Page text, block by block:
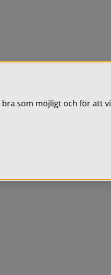
bra som möjligt och för att vi